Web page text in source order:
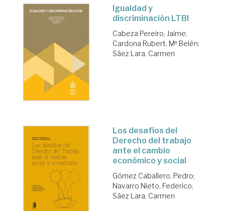
Igualdad y
discriminación LTBI
Cabeza Pereiro, Jaime;
Cardona Rubert, Mª Belén;
Sáez Lara, Carmen
Los desafíos del
Derecho del trabajo
ante el cambio
económico y social
Gómez Caballero, Pedro;
Navarro Nieto, Federico;
Sáez Lara, Carmen